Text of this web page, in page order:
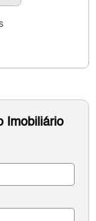
Imobiliário